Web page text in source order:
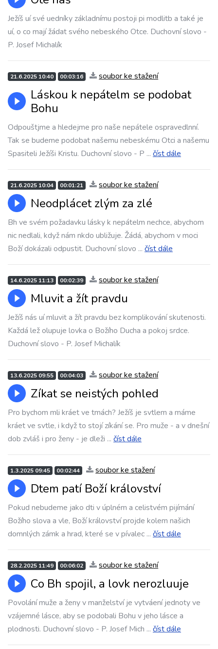
Ježíš uí své uedníky základnímu postoji pi modlitb a také je
uí, o co mají žádat svého nebeského Otce. Duchovní slovo -
P. Josef Michalík
21.6.2025 10:40 00:03:16 soubor ke stažení
Láskou k nepátelm se podobat
Bohu
Odpouštjme a hledejme pro naše nepátele ospravedlnní.
Tak se budeme podobat našemu nebeskému Otci a našemu
Spasiteli Ježíši Kristu. Duchovní slovo - P ... číst dále
21.6.2025 10:04 00:01:21 soubor ke stažení
Neodplácet zlým za zlé
Bh ve svém požadavku lásky k nepátelm nechce, abychom
nic nedlali, když nám nkdo ubližuje. Žádá, abychom v moci
Boží dokázali odpustit. Duchovní slovo ... číst dále
14.6.2025 11:13 00:02:39 soubor ke stažení
Mluvit a žít pravdu
Ježíš nás uí mluvit a žít pravdu bez komplikování skutenosti.
Každá lež olupuje lovka o Božího Ducha a pokoj srdce.
Duchovní slovo - P. Josef Michalík
13.6.2025 09:55 00:04:03 soubor ke stažení
Zíkat se neistých pohled
Pro bychom mli kráet ve tmách? Ježíš je svtlem a máme
kráet ve svtle, i když to stojí zíkání se. Pro muže - a v dnešní
dob zvláš i pro ženy - je dleži ... číst dále
1.3.2025 09:45 00:02:44 soubor ke stažení
Dtem patí Boží království
Pokud nebudeme jako dti v úplném a celistvém pijímání
Božího slova a vle, Boží království projde kolem našich
domnlých zámk a hrad, které se v pívalec ... číst dále
28.2.2025 11:49 00:06:02 soubor ke stažení
Co Bh spojil, a lovk nerozluuje
Povolání muže a ženy v manželství je vytváení jednoty ve
vzájemné lásce, aby se podobali Bohu v jeho lásce a
plodnosti. Duchovní slovo - P. Josef Mich ... číst dále